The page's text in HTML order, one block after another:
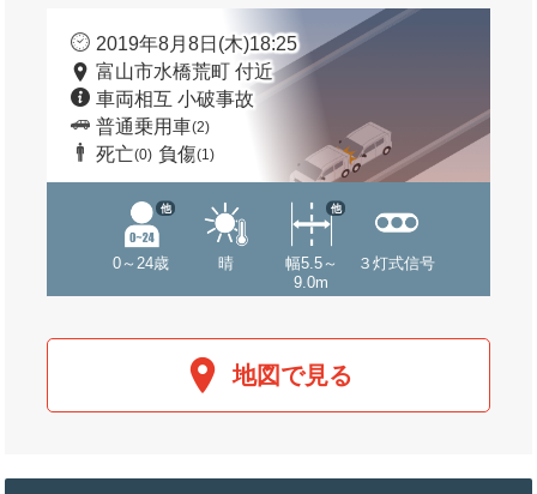
2019年8月8日(木)18:25
富山市水橋荒町 付近
車両相互 小破事故
普通乗用車(2)
死亡(0) 負傷(1)
0～24歳
他
晴
幅5.5～
9.0m
他
３灯式信号
地図で見る